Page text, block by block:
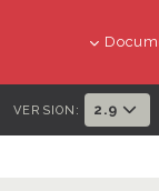
VERSION: 2.9